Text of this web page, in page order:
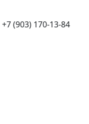
+7 (903) 170-13-84